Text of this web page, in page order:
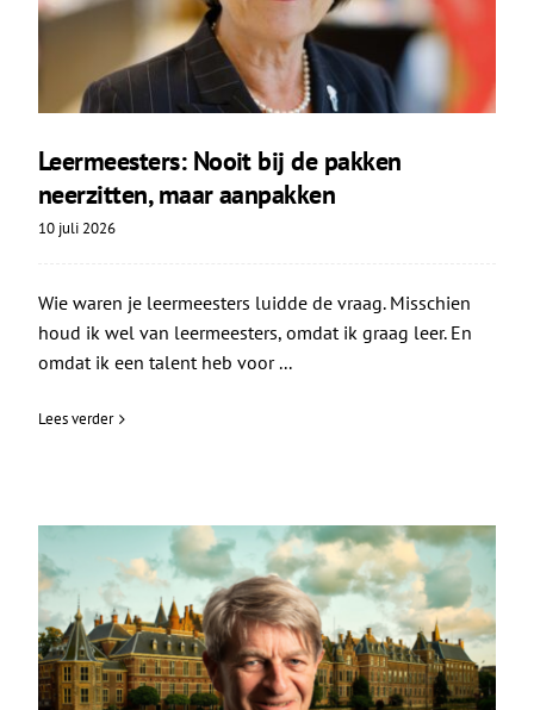
Leermeesters: Nooit bij de pakken
neerzitten, maar aanpakken
10 juli 2026
Wie waren je leermeesters luidde de vraag. Misschien
houd ik wel van leermeesters, omdat ik graag leer. En
omdat ik een talent heb voor ...
Lees verder